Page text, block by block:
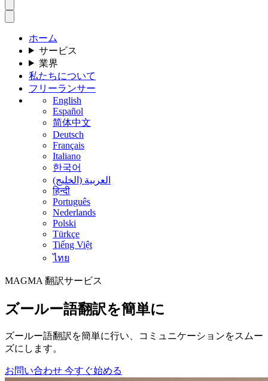
ホーム
サービス
業界
私たちについて
フリーランサー
English
Español
简体中文
Deutsch
Français
Italiano
한국어
العربية (الخليج)
हिन्दी
Português
Nederlands
Polski
Türkçe
Tiếng Việt
ไทย
MAGMA 翻訳サービス
ズールー語翻訳を簡単に
ズールー語翻訳を簡単に行い、コミュニケーションをスムー
ズにします。
お問い合わせ 今すぐ始める